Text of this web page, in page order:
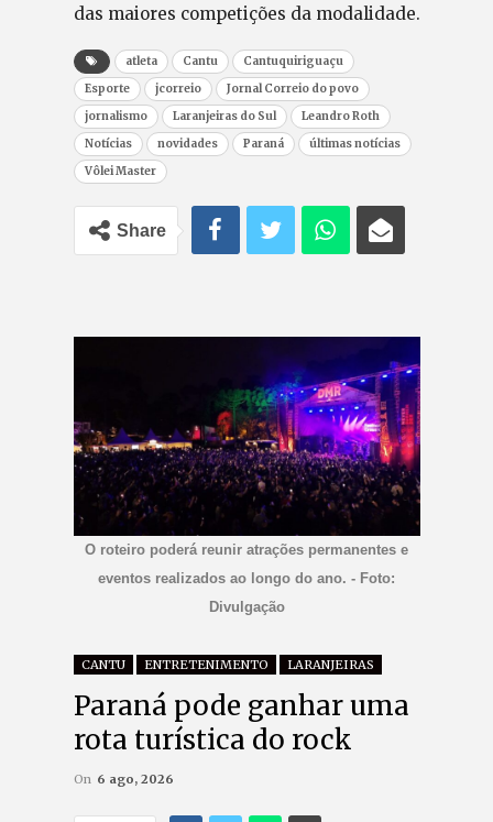
das maiores competições da modalidade.
atleta Cantu
Cantuquiriguaçu
Esporte
jcorreio
Jornal Correio do povo
jornalismo
Laranjeiras do Sul
Leandro Roth
Notícias
novidades Paraná
últimas notícias
Vôlei Master
Share
O roteiro poderá reunir atrações permanentes e
eventos realizados ao longo do ano. - Foto:
Divulgação
CANTU ENTRETENIMENTO LARANJEIRAS
Paraná pode ganhar uma
rota turística do rock
On 6 ago, 2026